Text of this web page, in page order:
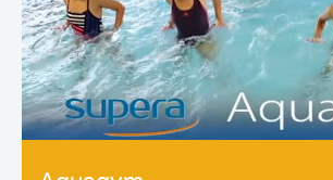
Recuerda mis claves